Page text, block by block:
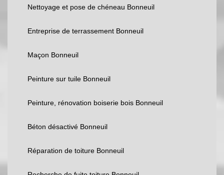
Nettoyage et pose de chéneau Bonneuil
Entreprise de terrassement Bonneuil
Maçon Bonneuil
Peinture sur tuile Bonneuil
Peinture, rénovation boiserie bois Bonneuil
Béton désactivé Bonneuil
Réparation de toiture Bonneuil